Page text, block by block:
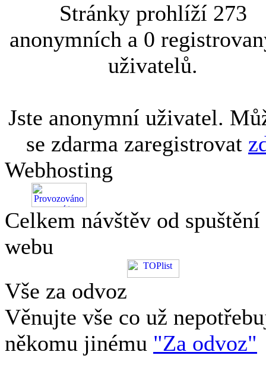
Stránky prohlíží 273
anonymních a 0
uživatelů.
Jste anonymní uživatel.
se zdarma zaregistrovat
Webhosting
Celkem návštěv od spuštění
webu
Vše za odvoz
Věnujte vše co už
někomu jinému "Za odvoz"